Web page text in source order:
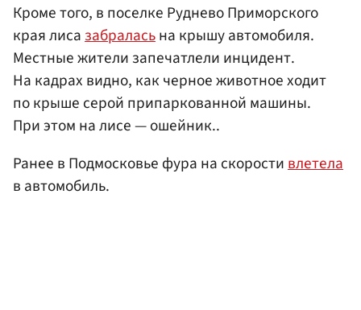
Кроме того, в поселке Руднево Приморского
края лиса забраласьна крышу автомобиля.
Местные жители запечатлели инцидент.
На кадрах видно, как черное животное ходит
по крыше серой припаркованной машины.
При этом на лисе — ошейник..
Ранее в Подмосковье фура на скоростивлетела
в автомобиль.